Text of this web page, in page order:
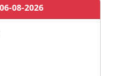
08-2026